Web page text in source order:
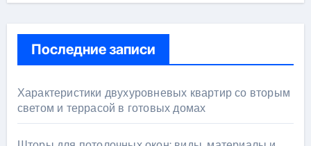
Последние записи
Характеристики двухуровневых квартир со вторым
светом и террасой в готовых домах